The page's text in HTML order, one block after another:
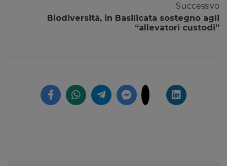
Successivo
Biodiversità, in Basilicata sostegno agli
“allevatori custodi”